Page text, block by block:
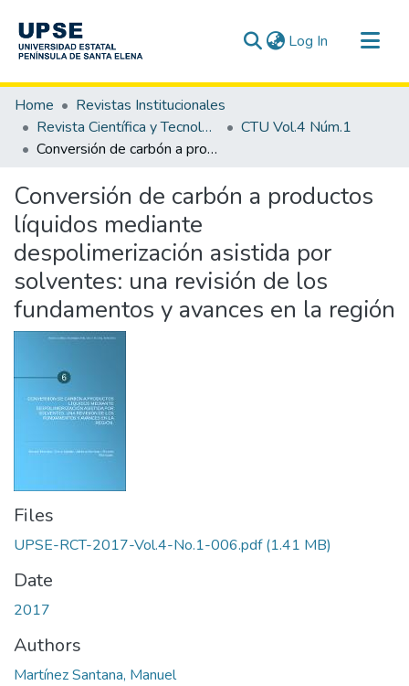
Log In (current)
Communities & Collections
All of DSpace
Statistics
Home
Revistas Institucionales
Revista Científica y Tecnológica UPSE - CTU
CTU Vol.4 Núm.1
Conversión de carbón a productos líquidos mediante despolimerización asistida por solventes: una revisión de los fundamentos y avances en la región
Conversión de carbón a productos
líquidos mediante
despolimerización asistida por
solventes: una revisión de los
fundamentos y avances en la región
Files
UPSE-RCT-2017-Vol.4-No.1-006.pdf(1.41 MB)
Date
2017
Authors
Martínez Santana, Manuel